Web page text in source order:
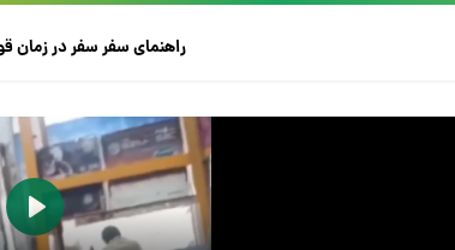
راهنمای سفرسفر در زمان